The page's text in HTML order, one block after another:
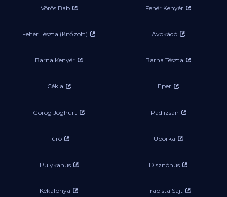
Vörös Bab Fehér Kenyér
Fehér Tészta (Kifőzött) Avokádó
Barna Kenyér Barna Tészta
Cékla Eper
Görög Joghurt Padlizsán
Túró Uborka
Pulykahús Disznóhús
Kékáfonya Trapista Sajt